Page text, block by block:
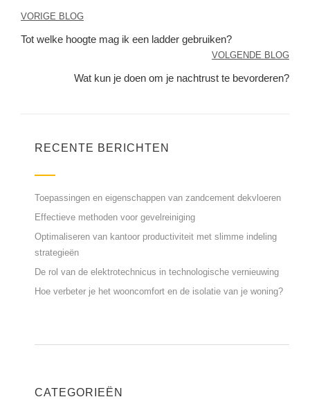
Berichtnavigatie
VORIGE BLOG
Tot welke hoogte mag ik een ladder gebruiken?
VOLGENDE BLOG
Wat kun je doen om je nachtrust te bevorderen?
RECENTE BERICHTEN
Toepassingen en eigenschappen van zandcement dekvloeren
Effectieve methoden voor gevelreiniging
Optimaliseren van kantoor productiviteit met slimme indeling
strategieën
De rol van de elektrotechnicus in technologische vernieuwing
Hoe verbeter je het wooncomfort en de isolatie van je woning?
CATEGORIEËN